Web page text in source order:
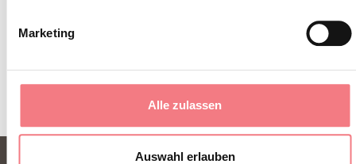
Marketing
Alle zulassen
Auswahl erlauben